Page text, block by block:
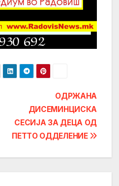
ОДРЖАНА
ДИСЕМИНЦИСКА
СЕСИЈА ЗА ДЕЦА ОД
ПЕТТО ОДДЕЛЕНИЕ